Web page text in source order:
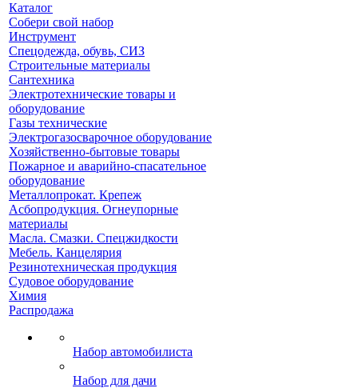
Каталог
Собери свой набор
Инструмент
Спецодежда, обувь, СИЗ
Строительные материалы
Сантехника
Электротехнические товары и
оборудование
Газы технические
Электрогазосварочное оборудование
Хозяйственно-бытовые товары
Пожарное и аварийно-спасательное
оборудование
Металлопрокат. Крепеж
Асбопродукция. Огнеупорные
материалы
Масла. Смазки. Спецжидкости
Мебель. Канцелярия
Резинотехническая продукция
Судовое оборудование
Химия
Распродажа
Набор автомобилиста
Набор для дачи